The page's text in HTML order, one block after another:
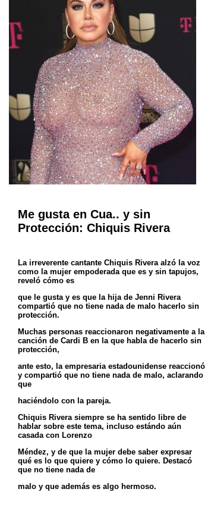
Me gusta en Cua.. y sin
Protección: Chiquis Rivera
La irreverente cantante Chiquis Rivera alzó la voz
como la mujer empoderada que es y sin tapujos,
reveló cómo es
que le gusta y es que la hija de Jenni Rivera
compartió que no tiene nada de malo hacerlo sin
protección.
Muchas personas reaccionaron negativamente a la
canción de Cardi B en la que habla de hacerlo sin
protección,
ante esto, la empresaria estadounidense reaccionó
y compartió que no tiene nada de malo, aclarando
que
haciéndolo con la pareja.
Chiquis Rivera siempre se ha sentido libre de
hablar sobre este tema, incluso estándo aún
casada con Lorenzo
Méndez, y de que la mujer debe saber expresar
qué es lo que quiere y cómo lo quiere. Destacó
que no tiene nada de
malo y que además es algo hermoso.